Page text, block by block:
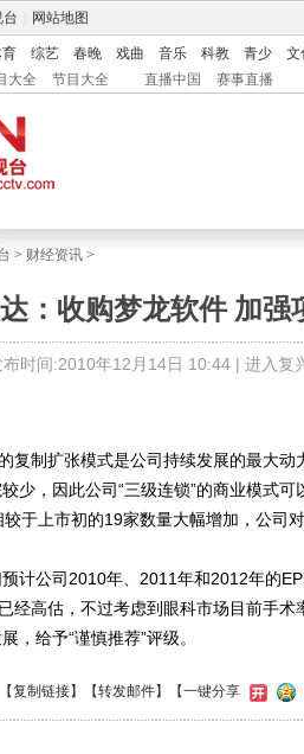
台 网站地图
综艺 春晚 戏曲 音乐 科教 青少 文
大全 节目大全 直播中国 赛事直播
> 财经资讯 >
：收购梦龙软件 加强
布时间:2010年12月14日 10:44 | 进入复
制扩张模式是公司持续发展的最大动
少，因此公司“三级连锁”的商业模式
于上市初的19家数量大幅增加，公司
公司2010年、2011年和2012年的
经高估，不过考虑到眼科市场目前手
，给予“谨慎推荐”评级。
复制链接】【转发邮件】 【一键分享